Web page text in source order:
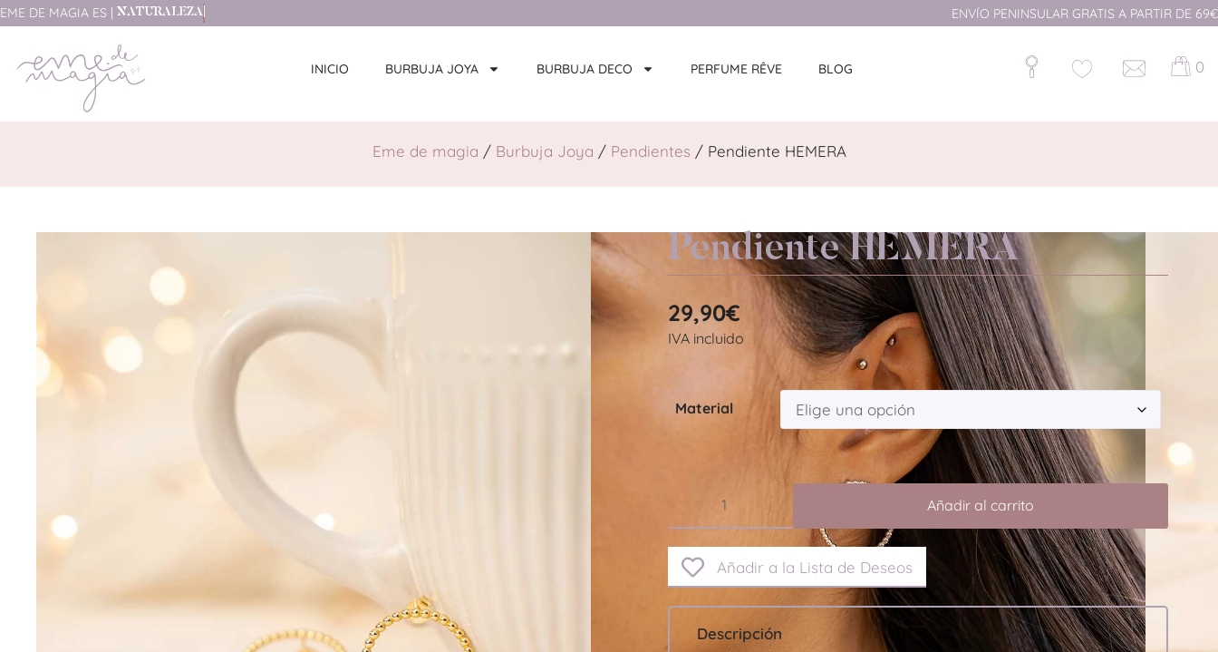
EME DE MAGIA ES | NATURALEZA ENVÍO PENINSULAR GRATIS A PARTIR DE 69€
INICIO BURBUJA JOYA BURBUJA DECO PERFUME RÊVE BLOG 0
Eme de magia / Burbuja Joya / Pendientes / Pendiente HEMERA
Pendiente HEMERA
29,90€
IVA incluido
Material
Añadir al carrito
Añadir a la Lista de Deseos
Descripción